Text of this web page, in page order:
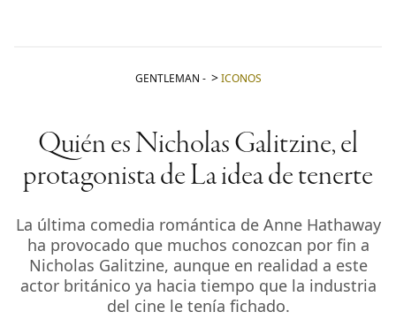
GENTLEMAN - ICONOS
Quién es Nicholas Galitzine, el
protagonista de La idea de tenerte
La última comedia romántica de Anne Hathaway
ha provocado que muchos conozcan por fin a
Nicholas Galitzine, aunque en realidad a este
actor británico ya hacia tiempo que la industria
del cine le tenía fichado.